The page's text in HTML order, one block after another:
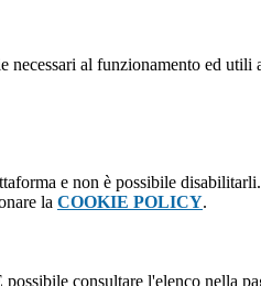
al funzionamento ed utili
e non è possibile disabilitarli.
la COOKIE POLICY.
consultare l'elenco nella